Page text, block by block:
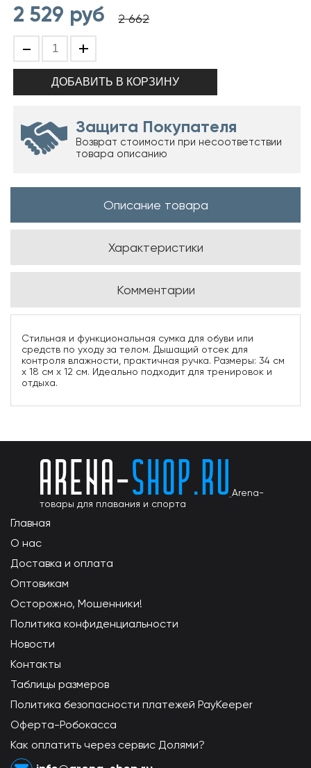
2 529 руб 2 662
- +
Защита Покупателя
Возврат стоимости при несоответствии
товара описанию
Описание товара
Характеристики
Комментарии
Стильная и функциональная сумка для обуви или
средств по уходу за телом. Дышащий отсек для
контроля влажности, практичная ручка. Размеры: 34 см
х 18 см х 12 см. Идеально подходит для тренировок и
отдыха.
Arena-
товары для плавания и спорта
Главная
О нас
Доставка и оплата
Оптовикам
Осторожно, Мошенники!
Политика конфиденциальности
Новости
Контакты
Таблицы размеров
Политика безопасности платежей PayKeeper
Оферта-Робокасса
Как оплатить через сервис Долями?